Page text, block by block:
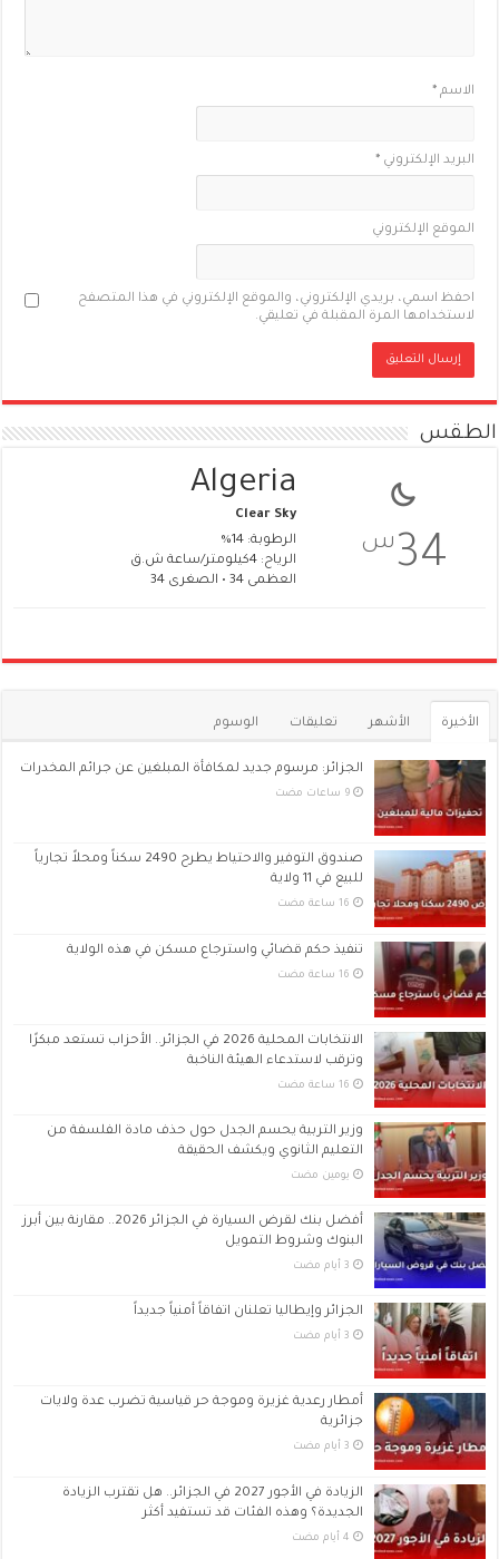
الاسم*
البريد الإلكتروني*
الموقع الإلكتروني
احفظ اسمي، بريدي الإلكتروني، والموقع الإلكتروني في هذا المتصفح
لاستخدامها المرة المقبلة في تعليقي.
الطقس
34 س
Algeria
Clear Sky
الرطوبة: 14%
الرياح: 4كيلومتر/ساعة ش.ق
العظمى 34 • الصغرى 34
الأخيرة الأشهر تعليقات الوسوم
الجزائر: مرسوم جديد لمكافأة المبلغين عن جرائم المخدرات
‏9 ساعات مضت
صندوق التوفير والاحتياط يطرح 2490 سكناً ومحلاً تجارياً
للبيع في 11 ولاية
تنفيذ حكم قضائي واسترجاع مسكن في هذه الولاية
الانتخابات المحلية 2026 في الجزائر.. الأحزاب تستعد مبكرًا
وترقب لاستدعاء الهيئة الناخبة
وزير التربية يحسم الجدل حول حذف مادة الفلسفة من
التعليم الثانوي ويكشف الحقيقة
‏يومين مضت
أفضل بنك لقرض السيارة في الجزائر 2026.. مقارنة بين أبرز
البنوك وشروط التمويل
الجزائر وإيطاليا تعلنان اتفاقاً أمنياً جديداً
أمطار رعدية غزيرة وموجة حر قياسية تضرب عدة ولايات
جزائرية
الزيادة في الأجور 2027 في الجزائر.. هل تقترب الزيادة
الجديدة؟ وهذه الفئات قد تستفيد أكثر